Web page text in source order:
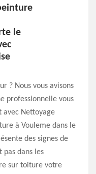
le
? Nous vous avisons
professionnelle vous
avec Nettoyage
à Vouleme dans le
des signes de
pas dans les
sur toiture votre